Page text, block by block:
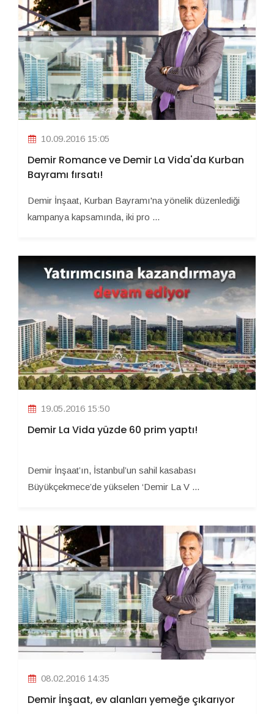
10.09.2016 15:05
Demir Romance ve Demir La Vida'da Kurban
Bayramı fırsatı!
Demir İnşaat, Kurban Bayramı'na yönelik düzenlediği
kampanya kapsamında, iki pro ...
19.05.2016 15:50
Demir La Vida yüzde 60 prim yaptı!
Demir İnşaat’ın, İstanbul’un sahil kasabası
Büyükçekmece’de yükselen ‘Demir La V ...
08.02.2016 14:35
Demir İnşaat, ev alanları yemeğe çıkarıyor